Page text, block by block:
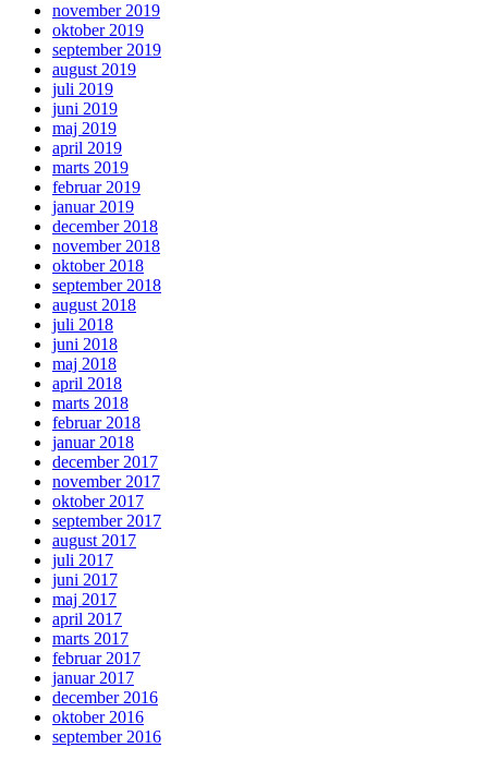
november 2019
oktober 2019
september 2019
august 2019
juli 2019
juni 2019
maj 2019
april 2019
marts 2019
februar 2019
januar 2019
december 2018
november 2018
oktober 2018
september 2018
august 2018
juli 2018
juni 2018
maj 2018
april 2018
marts 2018
februar 2018
januar 2018
december 2017
november 2017
oktober 2017
september 2017
august 2017
juli 2017
juni 2017
maj 2017
april 2017
marts 2017
februar 2017
januar 2017
december 2016
oktober 2016
september 2016